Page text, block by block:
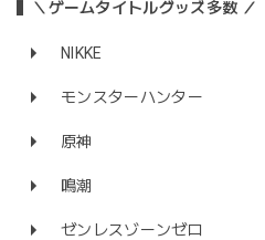
＼ゲームタイトルグッズ多数 ／
NIKKE
モンスターハンター
原神
鳴潮
ゼンレスゾーンゼロ